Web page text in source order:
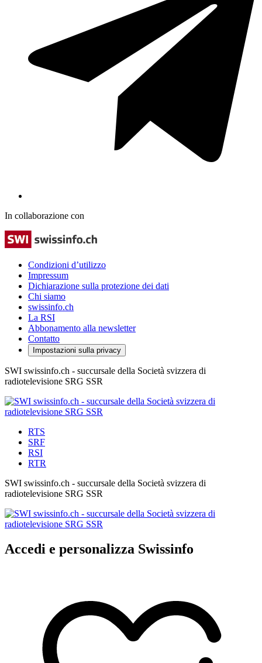
In collaborazione con
Condizioni d’utilizzo
Impressum
Dichiarazione sulla protezione dei dati
Chi siamo
swissinfo.ch
La RSI
Abbonamento alla newsletter
Contatto
Impostazioni sulla privacy
SWI swissinfo.ch - succursale della Società svizzera di
radiotelevisione SRG SSR
RTS
SRF
RSI
RTR
SWI swissinfo.ch - succursale della Società svizzera di
radiotelevisione SRG SSR
Accedi e personalizza Swissinfo